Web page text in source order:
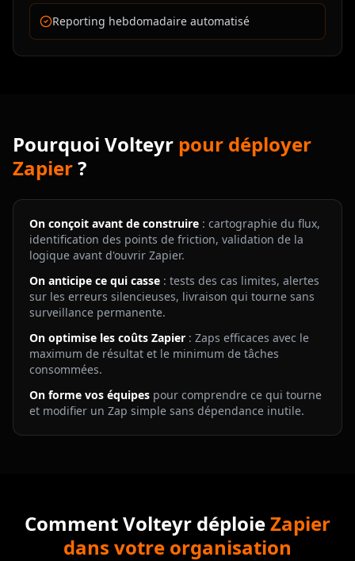
Reporting hebdomadaire automatisé
Pourquoi Volteyr pour déployer
Zapier?
On conçoit avant de construire : cartographie du flux,
identification des points de friction, validation de la
logique avant d'ouvrir Zapier.
On anticipe ce qui casse : tests des cas limites, alertes
sur les erreurs silencieuses, livraison qui tourne sans
surveillance permanente.
On optimise les coûts Zapier : Zaps efficaces avec le
maximum de résultat et le minimum de tâches
consommées.
On forme vos équipes pour comprendre ce qui tourne
et modifier un Zap simple sans dépendance inutile.
Comment Volteyr déploieZapier
dans votre organisation